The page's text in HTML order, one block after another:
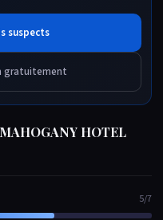
suspects
gratuitement
HOTEL
5/7